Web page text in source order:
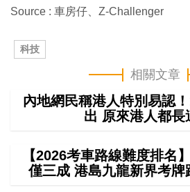
Source : 車房仔、Z-Challenger
科技
相關文章
內地網民稱港人特別易認
出 原來港人都長
【2026考車路線難度排名
僅三成 港島九龍新界考牌